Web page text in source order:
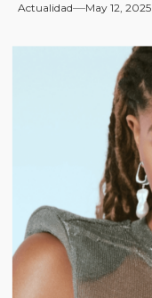
Actualidad May 12, 2025